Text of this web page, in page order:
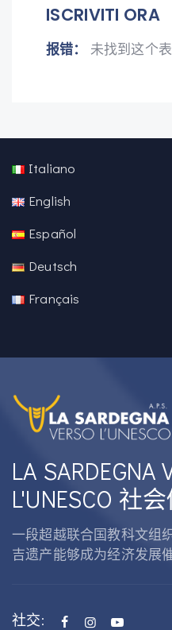
ISCRIVITI ORA
报错： 未找到这个
Italiano
English
Español
Deutsch
Français
LA SARDEGNA
L'UNESCO 社
一段超越联合国教科文组
吉遗产能够成为经济发展
社交: